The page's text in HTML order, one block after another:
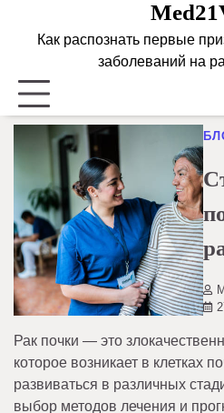
Как распознать первые
заболеваний на
Рак почки — это
которое возникает в клетках
развиваться в различных
выбор методов лечения и